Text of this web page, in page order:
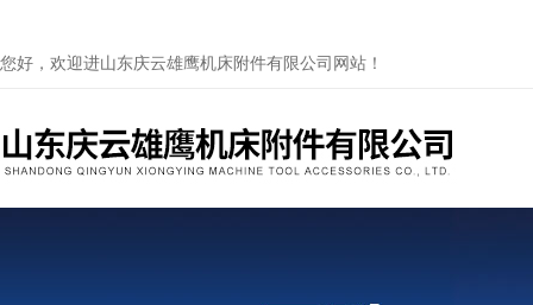
您好，欢迎进山东庆云雄鹰机床附件有限公司网站！